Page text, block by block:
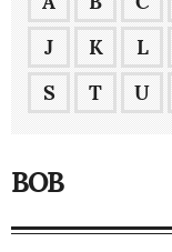
J
K L
S
T U
BOB